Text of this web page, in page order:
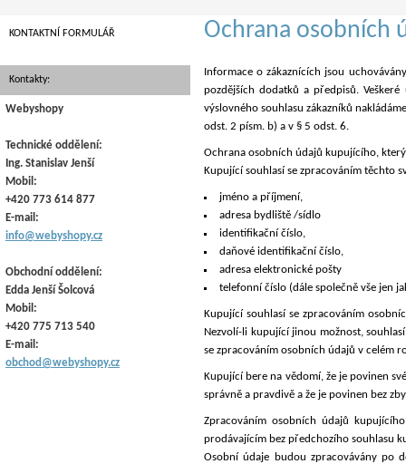
Ochrana osobních
Informace o zákaznících jsou
pozdějších dodatků a předpisů.
výslovného souhlasu zákazníků
odst. 2 písm. b) a v § 5 odst. 6.
Ochrana osobních údajů kupujícího,
Kupující souhlasí se zpracováním těchto
jméno a příjmení,
adresa bydliště /sídlo
identifikační číslo,
daňové identifikační číslo,
adresa elektronické pošty
telefonní číslo (dále společně vše jen
Kupující souhlasí se zpracováním
Nezvolí-li kupující jinou možnost,
se zpracováním osobních údajů v celém
Kupující bere na vědomí, že je povinen
správně a pravdivě a že je povinen bez
Zpracováním osobních údajů
prodávajícím bez předchozího souhlasu
Osobní údaje budou zpracovávány po
KONTAKTNÍ FORMULÁŘ
Kontakty:
Webyshopy
Technické oddělení:
Ing. Stanislav Jenší
Mobil:
+420 773 614 877
E-mail:
info@webyshopy.cz
Obchodní oddělení:
Edda Jenší Šolcová
Mobil:
+420 775 713 540
E-mail:
obchod@webyshopy.cz